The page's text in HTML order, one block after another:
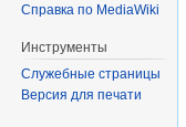
Справка по MediaWiki
Инструменты
Служебные страницы
Версия для печати